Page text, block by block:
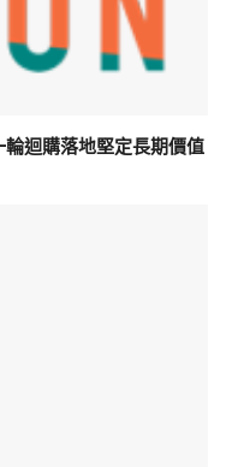
迴購落地堅定長期價值